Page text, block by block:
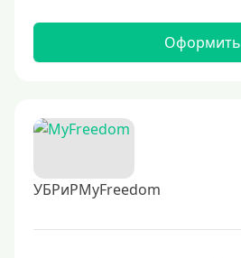
Оформить
УБРиРMyFreedom